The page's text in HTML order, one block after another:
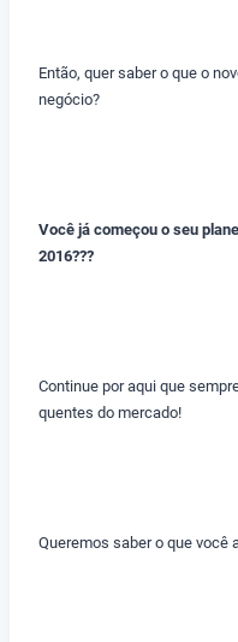
Então, quer saber o que o
negócio?
Você já começou o seu
2016???
Continue por aqui que
quentes do mercado!
Queremos saber o que você